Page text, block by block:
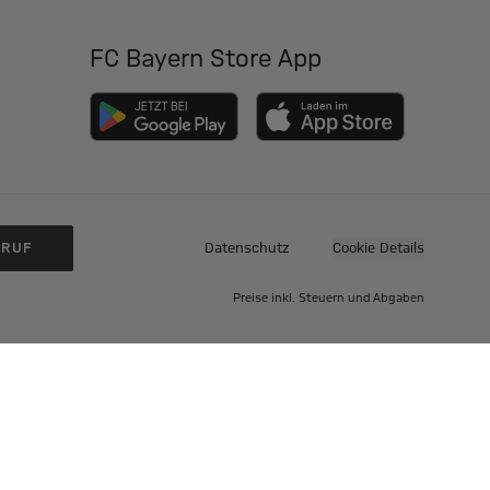
FC Bayern Store App
Datenschutz Cookie Details
Preise inkl. Steuern und Abgaben